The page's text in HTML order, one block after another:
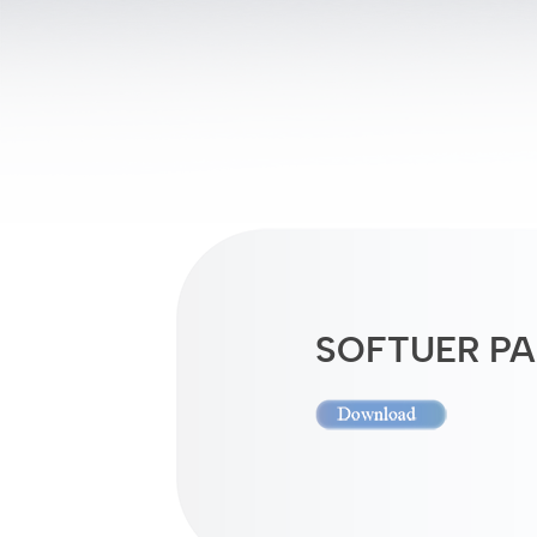
SOFTUER